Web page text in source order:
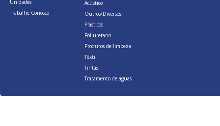
Unidades
Trabalhe Conosco
Acústico
Outros/Diversos
Plásticos
Poliuretano
Produtos de limpeza
Têxtil
Tintas
Tratamento de águas